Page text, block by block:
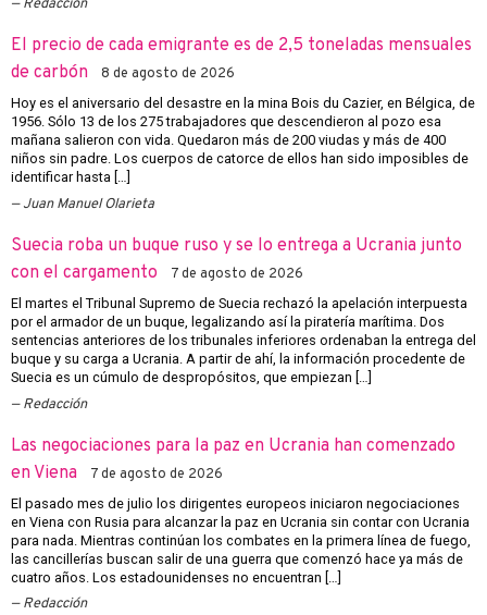
Redacción
El precio de cada emigrante es de 2,5 toneladas mensuales
de carbón
8 de agosto de 2026
Hoy es el aniversario del desastre en la mina Bois du Cazier, en Bélgica, de
1956. Sólo 13 de los 275 trabajadores que descendieron al pozo esa
mañana salieron con vida. Quedaron más de 200 viudas y más de 400
niños sin padre. Los cuerpos de catorce de ellos han sido imposibles de
identificar hasta […]
Juan Manuel Olarieta
Suecia roba un buque ruso y se lo entrega a Ucrania junto
con el cargamento
7 de agosto de 2026
El martes el Tribunal Supremo de Suecia rechazó la apelación interpuesta
por el armador de un buque, legalizando así la piratería marítima. Dos
sentencias anteriores de los tribunales inferiores ordenaban la entrega del
buque y su carga a Ucrania. A partir de ahí, la información procedente de
Suecia es un cúmulo de despropósitos, que empiezan […]
Redacción
Las negociaciones para la paz en Ucrania han comenzado
en Viena
7 de agosto de 2026
El pasado mes de julio los dirigentes europeos iniciaron negociaciones
en Viena con Rusia para alcanzar la paz en Ucrania sin contar con Ucrania
para nada. Mientras continúan los combates en la primera línea de fuego,
las cancillerías buscan salir de una guerra que comenzó hace ya más de
cuatro años. Los estadounidenses no encuentran […]
Redacción